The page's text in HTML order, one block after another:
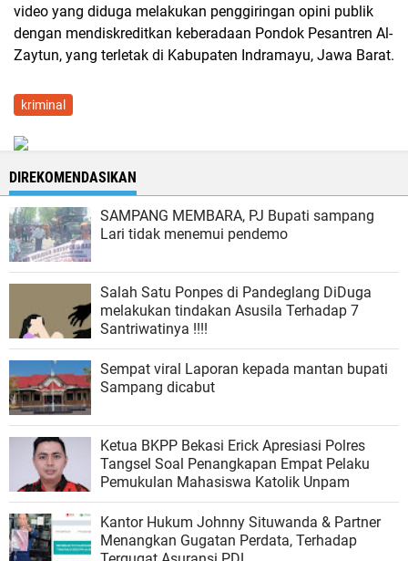
video yang diduga melakukan penggiringan opini publik
dengan mendiskreditkan keberadaan Pondok Pesantren Al-
Zaytun, yang terletak di Kabupaten Indramayu, Jawa Barat.
kriminal
DIREKOMENDASIKAN
SAMPANG MEMBARA, PJ Bupati sampang
Lari tidak menemui pendemo
Salah Satu Ponpes di Pandeglang DiDuga
melakukan tindakan Asusila Terhadap 7
Santriwatinya !!!!
Sempat viral Laporan kepada mantan bupati
Sampang dicabut
Ketua BKPP Bekasi Erick Apresiasi Polres
Tangsel Soal Penangkapan Empat Pelaku
Pemukulan Mahasiswa Katolik Unpam
Kantor Hukum Johnny Situwanda & Partner
Menangkan Gugatan Perdata, Terhadap